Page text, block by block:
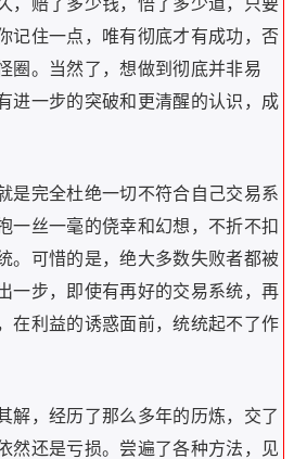
，赔了多少钱，悟了多少道，只要
记住一点，唯有彻底才有成功，否
圈。当然了，想做到彻底并非易
进一步的突破和更清醒的认识，成
是完全杜绝一切不符合自己交易系
一丝一毫的侥幸和幻想，不折不扣
。可惜的是，绝大多数失败者都被
一步，即使有再好的交易系统，再
在利益的诱惑面前，统统起不了作
解，经历了那么多年的历炼，交了
然还是亏损。尝遍了各种方法，见